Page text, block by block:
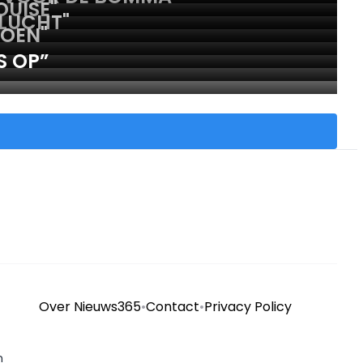
OP”
Over Nieuws365•Contact•Privacy Policy